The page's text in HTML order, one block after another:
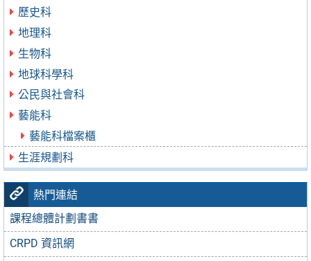
歷史科
地理科
生物科
地球科學科
公民與社會科
藝能科
藝能科檔案櫃
生涯規劃科
熱門連結
課程總體計劃書書
CRPD 資訊網